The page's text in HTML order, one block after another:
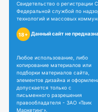
Свидетельство о
Федеральной службой по
технологий и массовых
18+ Данный сайт не
Любое использование, либо
копирование материалов или
подборки материалов сайта,
элементов дизайна и
допускается только с
письменного разрешения
правообладателя - ЗАО «Твик
Маркетинг».